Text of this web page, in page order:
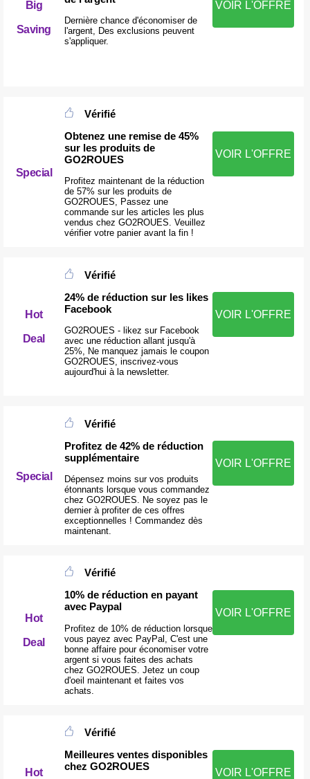
Big
Saving
Dernière chance d'économiser de
l'argent, Des exclusions peuvent
s'appliquer.
VOIR L'OFFRE
Special
Vérifié
Obtenez une remise de 45%
sur les produits de
GO2ROUES
Profitez maintenant de la réduction
de 57% sur les produits de
GO2ROUES, Passez une
commande sur les articles les plus
vendus chez GO2ROUES. Veuillez
vérifier votre panier avant la fin !
VOIR L'OFFRE
Hot
Deal
Vérifié
24% de réduction sur les likes
Facebook
GO2ROUES - likez sur Facebook
avec une réduction allant jusqu'à
25%, Ne manquez jamais le coupon
GO2ROUES, inscrivez-vous
aujourd'hui à la newsletter.
VOIR L'OFFRE
Special
Vérifié
Profitez de 42% de réduction
supplémentaire
Dépensez moins sur vos produits
étonnants lorsque vous commandez
chez GO2ROUES. Ne soyez pas le
dernier à profiter de ces offres
exceptionnelles ! Commandez dès
maintenant.
VOIR L'OFFRE
Hot
Deal
Vérifié
10% de réduction en payant
avec Paypal
Profitez de 10% de réduction lorsque
vous payez avec PayPal, C'est une
bonne affaire pour économiser votre
argent si vous faites des achats
chez GO2ROUES. Jetez un coup
d'oeil maintenant et faites vos
achats.
VOIR L'OFFRE
Hot
Vérifié
Meilleures ventes disponibles
chez GO2ROUES
VOIR L'OFFRE